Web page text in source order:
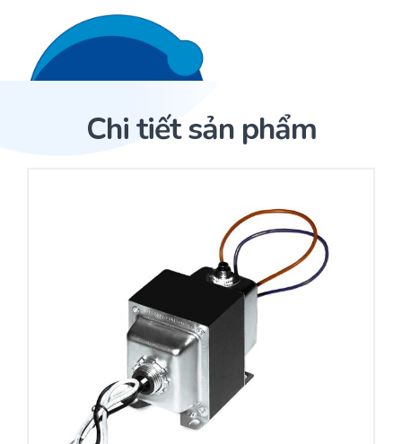
Trang Chủ
Nhà phân phối cảm biến
Nhà sản xuất thiết bị điều khiển
Cung cấp giải pháp quản lý cho toà nhà (BMS)
Bảo trì – Bảo dưỡng hệ thống
Yêu cầu báo giá
Chi tiết sản phẩm